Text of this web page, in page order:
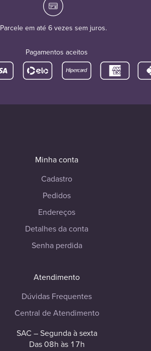
Parcele em até 6 vezes sem juros.
Pagamentos aceitos
Minha conta
Cadastro
Pedidos
Endereços
Detalhes da conta
Senha perdida
Atendimento
Dúvidas Frequentes
Central de Atendimento
SAC – Segunda à sexta
Das 08h às 17h